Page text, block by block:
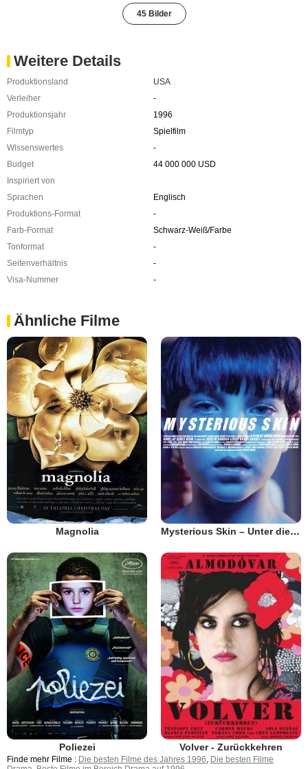
45 Bilder
Weitere Details
Produktionsland
USA
Verleiher
-
Produktionsjahr
1996
Filmtyp
Spielfilm
Wissenswertes
-
Budget
44 000 000 USD
Inspiriert von
Sprachen
Englisch
Produktions-Format
-
Farb-Format
Schwarz-Weiß/Farbe
Tonformat
-
Seitenverhältnis
-
Visa-Nummer
-
Ähnliche Filme
Magnolia Mysterious Skin – Unter die Haut
Poliezei Volver - Zurückkehren
Finde mehr Filme : Die besten Filme des Jahres 1996, Die besten Filme